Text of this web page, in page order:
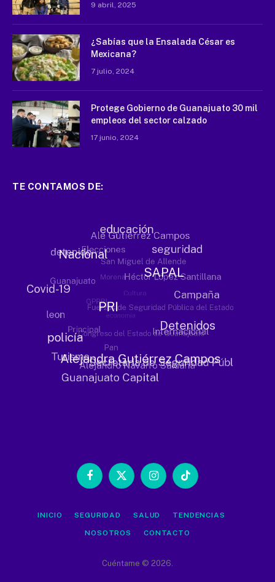
9 abril, 2025
¿Sabías que la Ensalada César es
Mexicana?
7 julio, 2024
Protege Gobierno de Guanajuato 30 mil
empleos del sector calzado
17 junio, 2024
TE CONTAMOS DE:
Facebook
X
InstagramTikTok
INICIO SEGURIDAD SALUD TENDENCIAS
NOSOTROS CONTACTO
Cuéntame © 2026.